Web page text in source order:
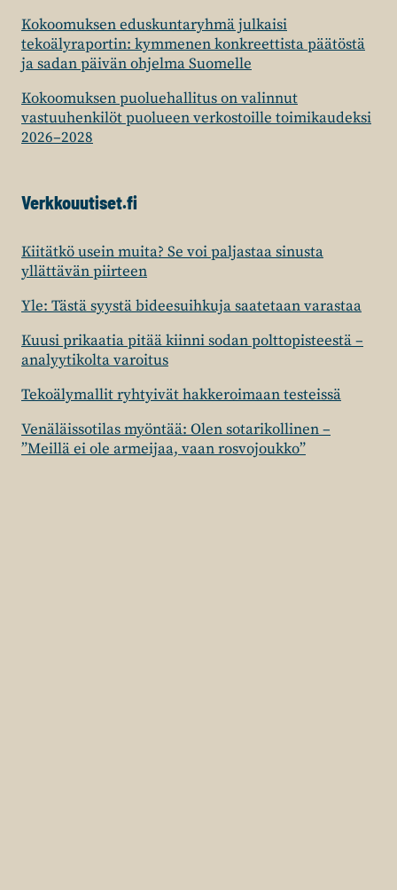
Kokoomuksen eduskuntaryhmä julkaisi
tekoälyraportin: kymmenen konkreettista päätöstä
ja sadan päivän ohjelma Suomelle
Kokoomuksen puoluehallitus on valinnut
vastuuhenkilöt puolueen verkostoille toimikaudeksi
2026–2028
Verkkouutiset.fi
Kiitätkö usein muita? Se voi paljastaa sinusta
yllättävän piirteen
Yle: Tästä syystä bideesuihkuja saatetaan varastaa
Kuusi prikaatia pitää kiinni sodan polttopisteestä –
analyytikolta varoitus
Tekoälymallit ryhtyivät hakkeroimaan testeissä
Venäläissotilas myöntää: Olen sotarikollinen –
”Meillä ei ole armeijaa, vaan rosvojoukko”